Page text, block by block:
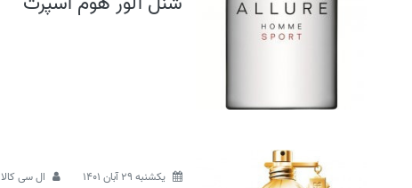
يكشنبه 29 آبان 1401 ال سی کالا